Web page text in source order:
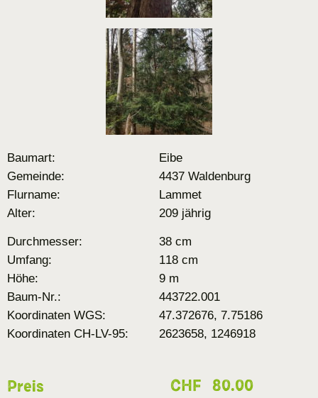
Baumart:
Eibe
Gemeinde:
4437 Waldenburg
Flurname:
Lammet
Alter:
209 jährig
Durchmesser:
38 cm
Umfang:
118 cm
Höhe:
9 m
Baum-Nr.:
443722.001
Koordinaten WGS:
47.372676, 7.75186
Koordinaten CH-LV-95:
2623658, 1246918
Preis CHF 80.00